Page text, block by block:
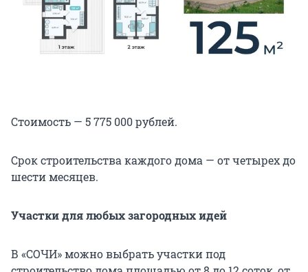
Стоимость — 5 775 000 рублей.
Срок строительства каждого дома — от четырех до
шести месяцев.
Участки для любых загородных идей
В «СОЧИ» можно выбрать участки под